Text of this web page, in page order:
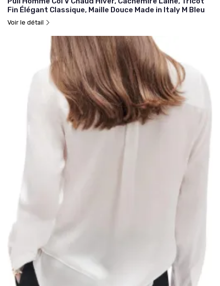
Fin Élégant Classique, Maille Douce Made in Italy M Bleu
Voir le détail